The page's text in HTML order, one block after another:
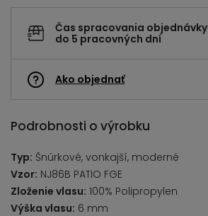
Čas spracovania objednávky
do 5 pracovných dní
Ako objednať
Podrobnosti o výrobku
Typ: Šnúrkové, vonkajší, moderné
Vzor: NJ86B PATIO FGE
Zloženie vlasu: 100% Polipropylen
Výška vlasu: 6 mm